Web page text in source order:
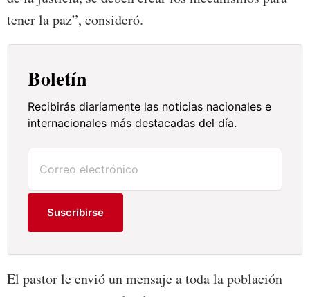
tener la paz”, consideró.
Boletín
Recibirás diariamente las noticias nacionales e
internacionales más destacadas del día.
Suscribirse
El pastor le envió un mensaje a toda la población